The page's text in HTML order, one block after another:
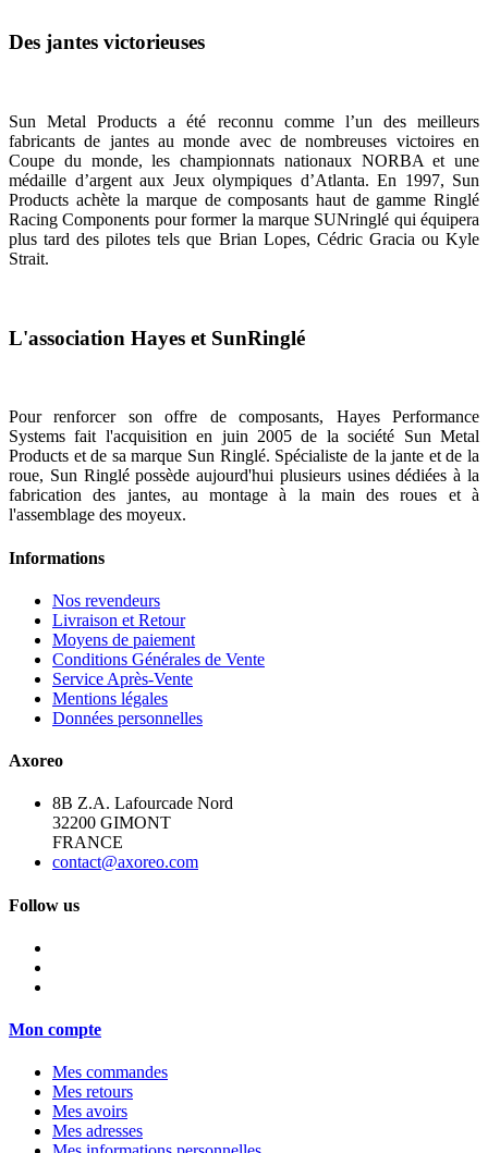
Des jantes victorieuses
Sun Metal Products a été reconnu comme l’un des meilleurs
fabricants de jantes au monde avec de nombreuses victoires en
Coupe du monde, les championnats nationaux NORBA et une
médaille d’argent aux Jeux olympiques d’Atlanta. En 1997, Sun
Products achète la marque de composants haut de gamme Ringlé
Racing Components pour former la marque SUNringlé qui équipera
plus tard des pilotes tels que Brian Lopes, Cédric Gracia ou Kyle
Strait.
L'association Hayes et SunRinglé
Pour renforcer son offre de composants, Hayes Performance
Systems fait l'acquisition en juin 2005 de la société Sun Metal
Products et de sa marque Sun Ringlé. Spécialiste de la jante et de la
roue, Sun Ringlé possède aujourd'hui plusieurs usines dédiées à la
fabrication des jantes, au montage à la main des roues et à
l'assemblage des moyeux.
Informations
Nos revendeurs
Livraison et Retour
Moyens de paiement
Conditions Générales de Vente
Service Après-Vente
Mentions légales
Données personnelles
Axoreo
8B Z.A. Lafourcade Nord
32200 GIMONT
FRANCE
contact@axoreo.com
Follow us
Mon compte
Mes commandes
Mes retours
Mes avoirs
Mes adresses